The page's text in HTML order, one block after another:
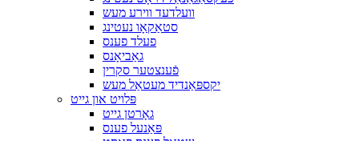
וועלדעד ווירע מעש
סטאַקאָו נעטינג
פעלד פענס
גאַביאָנס
פֿענצטער סקרין
יקספּאַנדיד מעטאַל מעש
פּלויט און גייט
גאָרטן גייט
פּאַנעל פענס